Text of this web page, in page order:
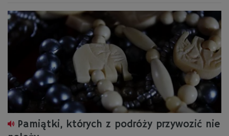
Pamiątki, których z podróży przywozić nie